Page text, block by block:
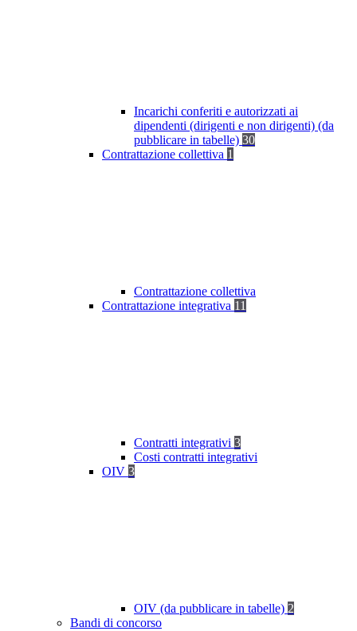
Incarichi conferiti e autorizzati ai
dipendenti (dirigenti e non dirigenti) (da
pubblicare in tabelle) 30
Contrattazione collettiva 1
Contrattazione collettiva
Contrattazione integrativa 11
Contratti integrativi 3
Costi contratti integrativi
OIV 3
OIV (da pubblicare in tabelle) 2
Bandi di concorso